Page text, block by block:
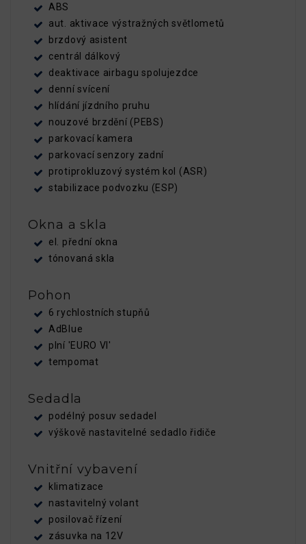
ABS
aut. aktivace výstražných světlometů
brzdový asistent
centrál dálkový
deaktivace airbagu spolujezdce
denní svícení
hlídání jízdního pruhu
nouzové brzdění (PEBS)
parkovací kamera
parkovací senzory zadní
protiprokluzový systém kol (ASR)
stabilizace podvozku (ESP)
Okna a skla
el. přední okna
tónovaná skla
Pohon
6 rychlostních stupňů
AdBlue
plní 'EURO VI'
tempomat
Sedadla
podélný posuv sedadel
výškově nastavitelné sedadlo řidiče
Vnitřní vybavení
klimatizace
nastavitelný volant
posilovač řízení
zásuvka na 12V